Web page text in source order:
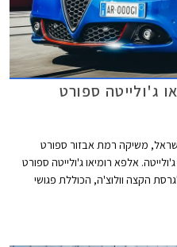
ג'ולייטה ספורט
משיקה רמת אבזור ספורט
אלפא רומיאו ג'ולייטה ספורט
הקצה וולוצ'ה, הכוללת פגושי